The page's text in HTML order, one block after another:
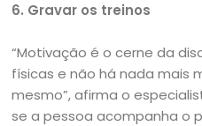
6. Gravar os treinos
“Motivação é o cerne da
físicas e não há nada mais
mesmo”, afirma o
se a pessoa acompanha o